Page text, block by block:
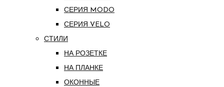
СЕРИЯ MODO
СЕРИЯ VELO
СТИЛИ
НА РОЗЕТКЕ
НА ПЛАНКЕ
ОКОННЫЕ